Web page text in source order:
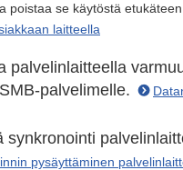
poistaa se käytöstä etukäteen.
laitteella
palvelinlaitteella
palvelimelle.
synkronointi
pysäyttäminen